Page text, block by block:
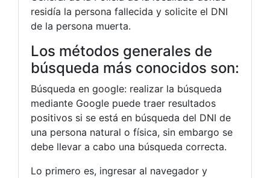
residía la persona fallecida y solicite el DNI
de la persona muerta.
Los métodos generales de
búsqueda más conocidos son:
Búsqueda en google: realizar la búsqueda
mediante Google puede traer resultados
positivos si se está en búsqueda del DNI de
una persona natural o física, sin embargo se
debe llevar a cabo una búsqueda correcta.
Lo primero es, ingresar al navegador y